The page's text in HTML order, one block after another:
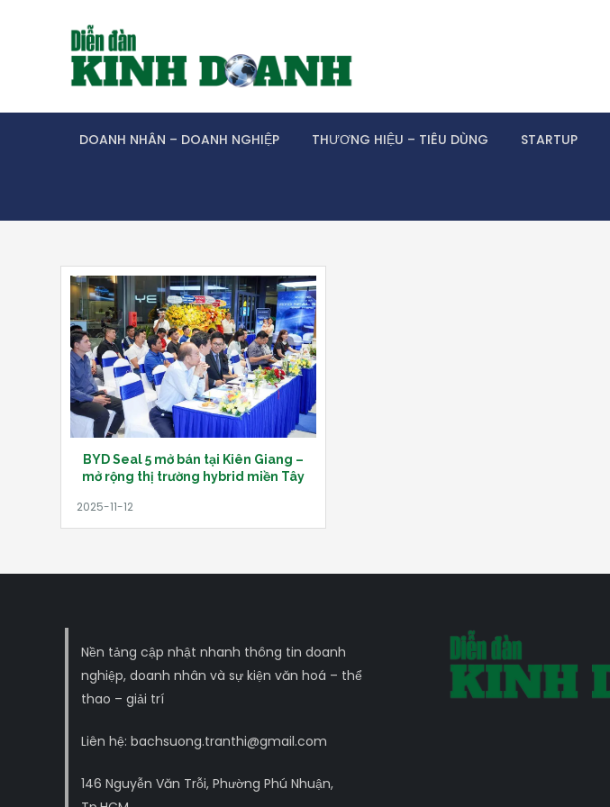
DOANH NHÂN – DOANH NGHIỆP THƯƠNG HIỆU – TIÊU DÙNG STARTUP
BYD Seal 5 mở bán tại Kiên Giang –
mở rộng thị trường hybrid miền Tây
Nền tảng cập nhật nhanh thông tin doanh
nghiệp, doanh nhân và sự kiện văn hoá – thể
thao – giải trí
Liên hệ: bachsuong.tranthi@gmail.com
146 Nguyễn Văn Trỗi, Phường Phú Nhuận,